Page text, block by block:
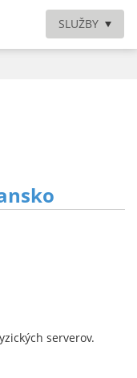
SLUŽBY
serverov.